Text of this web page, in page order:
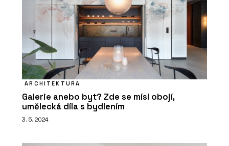
ARCHITEKTURA
Galerie anebo byt? Zde se mísí obojí,
umělecká díla s bydlením
3. 5. 2024